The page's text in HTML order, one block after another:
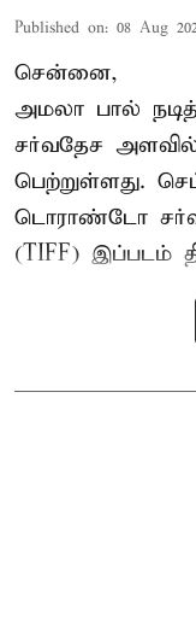
Published on: 08 Aug
சென்னை,
அமலா பால்
சர்வதேச
பெற்றுள்ளது.
டொராண்டோ
(TIFF) இப்படம்